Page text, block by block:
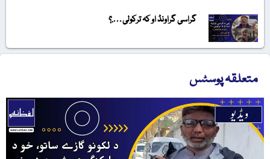
گراسی گراونڈ او کہ ترکولی….؟
متعلقہ پوسٹس